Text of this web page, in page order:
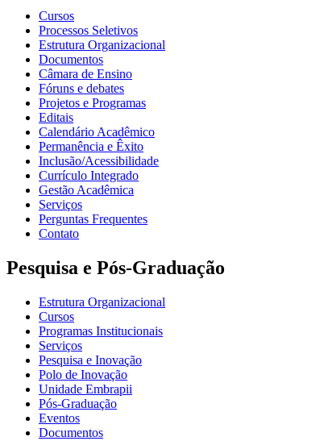
Cursos
Processos Seletivos
Estrutura Organizacional
Documentos
Câmara de Ensino
Fóruns e debates
Projetos e Programas
Editais
Calendário Acadêmico
Permanência e Êxito
Inclusão/Acessibilidade
Currículo Integrado
Gestão Acadêmica
Serviços
Perguntas Frequentes
Contato
Pesquisa e Pós-Graduação
Estrutura Organizacional
Cursos
Programas Institucionais
Serviços
Pesquisa e Inovação
Polo de Inovação
Unidade Embrapii
Pós-Graduação
Eventos
Documentos